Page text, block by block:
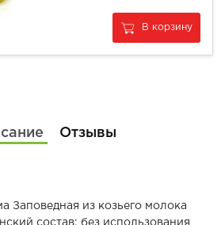
В корзину
Отзывы
Заповедная из козьего молока
состав: без использования